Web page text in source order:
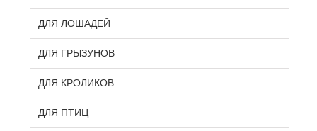
ДЛЯ ЛОШАДЕЙ
ДЛЯ ГРЫЗУНОВ
ДЛЯ КРОЛИКОВ
ДЛЯ ПТИЦ